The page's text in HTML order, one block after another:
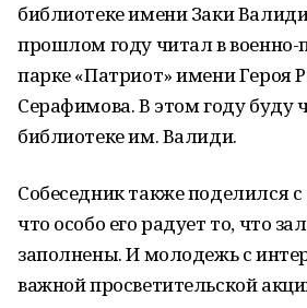
библиотеке имени Заки Валиди
прошлом году читал в военно-
парке «Патриот» имени Героя
Серафимова. В этом году буду
библиотеке им. Валиди.
Собеседник также поделился
что особо его радует то, что
заполнены. И молодежь с
важной просветительской